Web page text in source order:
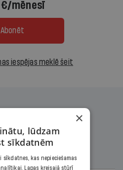
€/mēnesī
Abonēt
iespējas meklē šeit
×
lūdzam
sīkdatnēm
sīkdatnes, kas nepieciešamas
Lapas kreisajā stūrī